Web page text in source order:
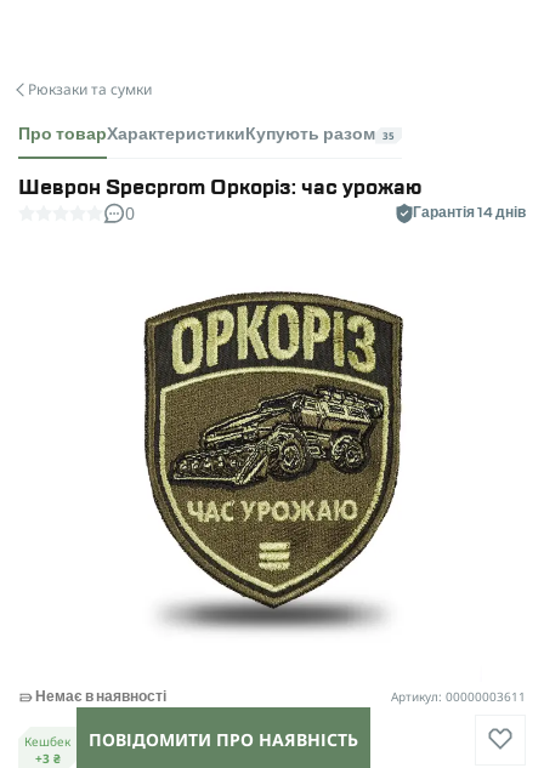
Рюкзаки та сумки
Про товарХарактеристики Купують разом 35
Шеврон Specprom Оркоріз: час урожаю
0 Гарантія 14 днів
Немає в наявності Артикул: 00000003611
Кешбек
+3 ₴
ПОВІДОМИТИ ПРО НАЯВНІСТЬ